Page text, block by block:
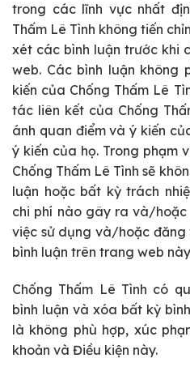
trong các lĩnh vực nhất
Thấm Lê Tình không tiến
xét các bình luận trước khi
web. Các bình luận không
kiến ​​của Chống Thấm Lê
tác liên kết của Chống
ánh quan điểm và ý kiến
ý kiến ​​của họ. Trong phạm
Chống Thấm Lê Tình sẽ
luận hoặc bất kỳ trách
chi phí nào gây ra và/
việc sử dụng và/hoặc
bình luận trên trang web
Chống Thấm Lê Tình có
bình luận và xóa bất kỳ
là không phù hợp, xúc
khoản và Điều kiện này.